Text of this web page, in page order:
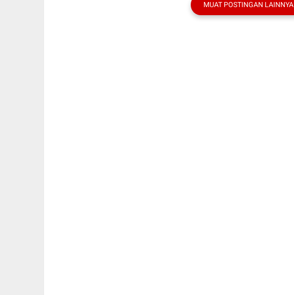
MUAT POSTINGAN LAINNYA